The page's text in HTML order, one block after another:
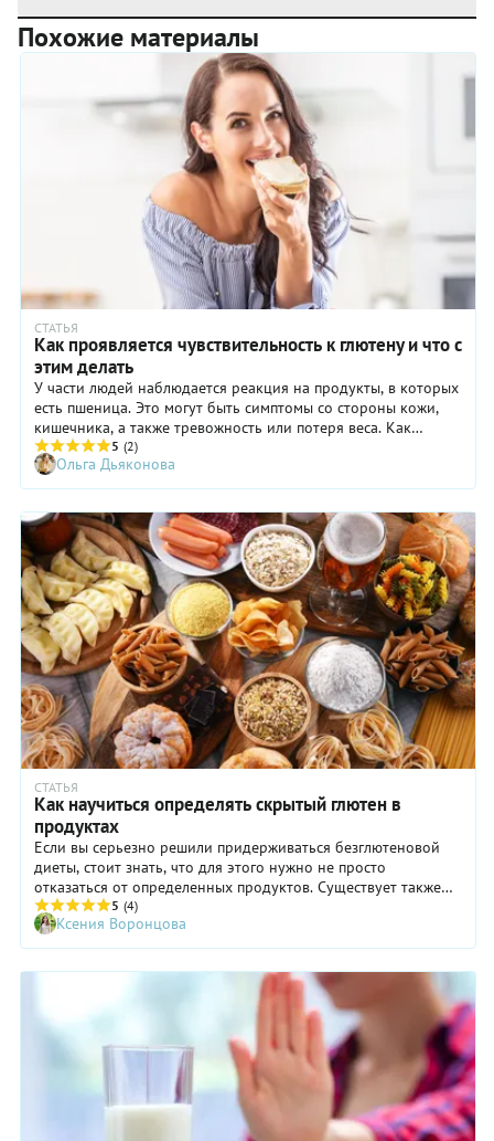
Похожие материалы
СТАТЬЯ
Как проявляется чувствительность к глютену и что с
этим делать
У части людей наблюдается реакция на продукты, в которых
есть пшеница. Это могут быть симптомы со стороны кожи,
кишечника, а также тревожность или потеря веса. Как
понять, есть ли у вас чувствительность к глютену и что
делать, если да?
5 (2)
Ольга Дьяконова
СТАТЬЯ
Как научиться определять скрытый глютен в
продуктах
Если вы серьезно решили придерживаться безглютеновой
диеты, стоит знать, что для этого нужно не просто
отказаться от определенных продуктов. Существует также
скрытый глютен. Рассказываем, что это такое и как
научиться его избегать.
5 (4)
Ксения Воронцова